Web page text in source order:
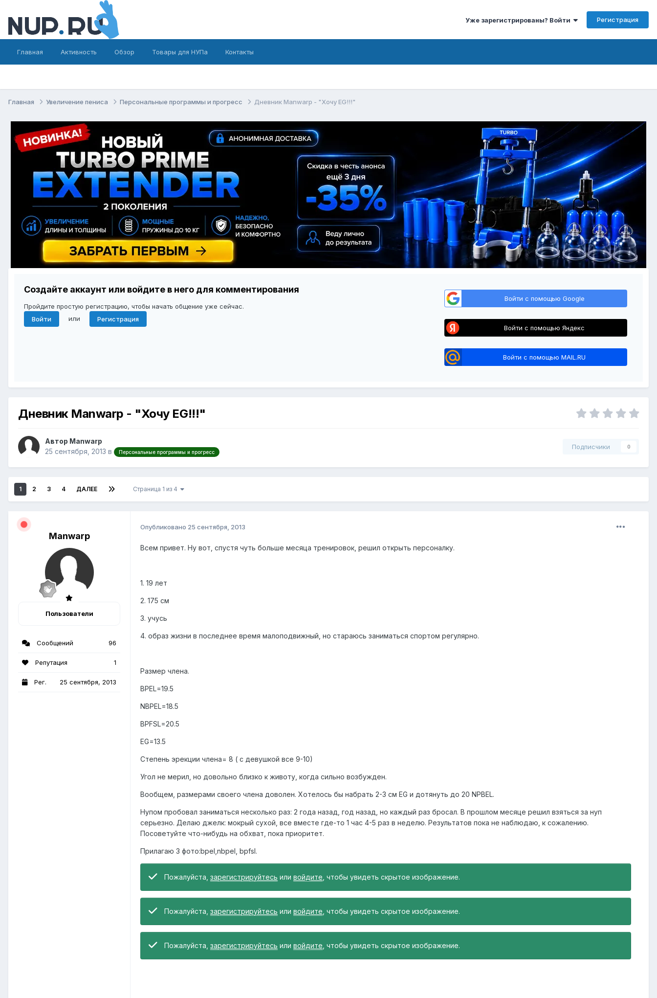
Уже зарегистрированы? Войти Регистрация
Главная Активность Обзор Товары для НУПа Контакты
Главная Увеличение пениса Персональные программы и прогресс Дневник Manwarp - "Хочу EG!!!"
Создайте аккаунт или войдите в него для комментирования
Пройдите простую регистрацию, чтобы начать общение уже сейчас.
Войти
или Регистрация
Войти с помощью Google
Войти с помощью Яндекс
Войти с помощью MAIL.RU
Дневник Manwarp - "Хочу EG!!!"
Автор Manwarp
25 сентября, 2013 в Персональные программы и прогресс
Подписчики 0
1 2 3 4 ДАЛЕЕ Страница 1 из 4
Manwarp
Пользователи
Сообщений 96
Репутация 1
Рег. 25 сентября, 2013
Опубликовано 25 сентября, 2013
Всем привет. Ну вот, спустя чуть больше месяца тренировок, решил открыть персоналку.
1. 19 лет
2. 175 см
3. учусь
4. образ жизни в последнее время малоподвижный, но стараюсь заниматься спортом регулярно.
Размер члена.
BPEL=19.5
NBPEL=18.5
BPFSL=20.5
EG=13.5
Степень эрекции члена= 8 ( с девушкой все 9-10)
Угол не мерил, но довольно близко к животу, когда сильно возбужден.
Вообщем, размерами своего члена доволен. Хотелось бы набрать 2-3 см EG и дотянуть до 20 NPBEL.
Нупом пробовал заниматься несколько раз: 2 года назад, год назад, но каждый раз бросал. В прошлом месяце решил взяться за нуп
серьезно. Делаю джелк: мокрый сухой, все вместе где-то 1 час 4-5 раз в неделю. Результатов пока не наблюдаю, к сожалению.
Посоветуйте что-нибудь на обхват, пока приоритет.
Прилагаю 3 фото:bpel,nbpel, bpfsl.
Пожалуйста, зарегистрируйтесь или войдите , чтобы увидеть скрытое изображение.
Пожалуйста, зарегистрируйтесь или войдите , чтобы увидеть скрытое изображение.
Пожалуйста, зарегистрируйтесь или войдите , чтобы увидеть скрытое изображение.